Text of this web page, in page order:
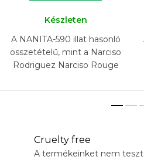
Készleten
A NANITA-590 illat hasonló
összetételű, mint a Narciso
Rodriguez Narciso Rouge
Cruelty free
A termékeinket nem